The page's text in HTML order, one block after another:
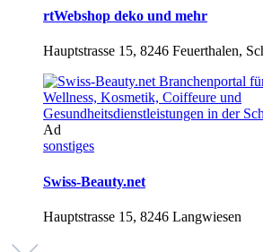
rtWebshop deko und mehr
Hauptstrasse 15, 8246 Feuerthalen,
Ad
sonstiges
Swiss-Beauty.net
Hauptstrasse 15, 8246 Langwiesen